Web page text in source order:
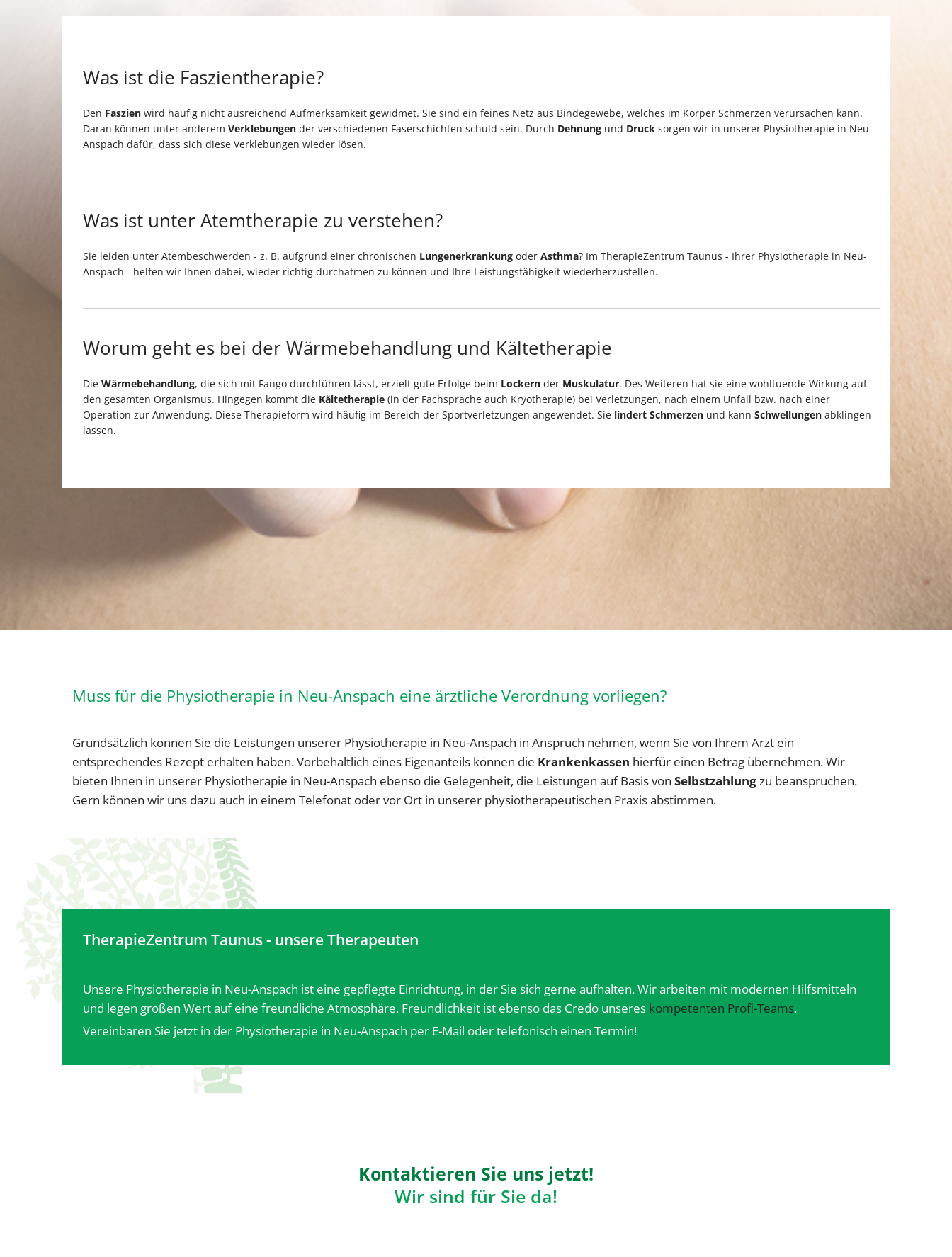
Was ist die Faszientherapie?
Den Faszien wird häufig nicht ausreichend Aufmerksamkeit gewidmet. Sie sind ein feines Netz aus Bindegewebe, welches im Körper Schmerzen verursachen kann.
Daran können unter anderem Verklebungen der verschiedenen Faserschichten schuld sein. Durch Dehnung und Druck sorgen wir in unserer Physiotherapie in Neu-
Anspach dafür, dass sich diese Verklebungen wieder lösen.
Was ist unter Atemtherapie zu verstehen?
Sie leiden unter Atembeschwerden - z. B. aufgrund einer chronischen Lungenerkrankung oder Asthma? Im TherapieZentrum Taunus - Ihrer Physiotherapie in Neu-
Anspach - helfen wir Ihnen dabei, wieder richtig durchatmen zu können und Ihre Leistungsfähigkeit wiederherzustellen.
Worum geht es bei der Wärmebehandlung und Kältetherapie
Die Wärmebehandlung, die sich mit Fango durchführen lässt, erzielt gute Erfolge beim Lockern der Muskulatur. Des Weiteren hat sie eine wohltuende Wirkung auf
den gesamten Organismus. Hingegen kommt die Kältetherapie (in der Fachsprache auch Kryotherapie) bei Verletzungen, nach einem Unfall bzw. nach einer
Operation zur Anwendung. Diese Therapieform wird häufig im Bereich der Sportverletzungen angewendet. Sie lindert Schmerzen und kann Schwellungen abklingen
lassen.
Muss für die Physiotherapie in Neu-Anspach eine ärztliche Verordnung vorliegen?
Grundsätzlich können Sie die Leistungen unserer Physiotherapie in Neu-Anspach in Anspruch nehmen, wenn Sie von Ihrem Arzt ein
entsprechendes Rezept erhalten haben. Vorbehaltlich eines Eigenanteils können die Krankenkassen hierfür einen Betrag übernehmen. Wir
bieten Ihnen in unserer Physiotherapie in Neu-Anspach ebenso die Gelegenheit, die Leistungen auf Basis von Selbstzahlungzu beanspruchen.
Gern können wir uns dazu auch in einem Telefonat oder vor Ort in unserer physiotherapeutischen Praxis abstimmen.
TherapieZentrum Taunus - unsere Therapeuten
Unsere Physiotherapie in Neu-Anspach ist eine gepflegte Einrichtung, in der Sie sich gerne aufhalten. Wir arbeiten mit modernen Hilfsmitteln
und legen großen Wert auf eine freundliche Atmosphäre. Freundlichkeit ist ebenso das Credo unseres kompetenten Profi-Teams.
Vereinbaren Sie jetzt in der Physiotherapie in Neu-Anspach per E-Mail oder telefonisch einen Termin!
Kontaktieren Sie uns jetzt!
Wir sind für Sie da!